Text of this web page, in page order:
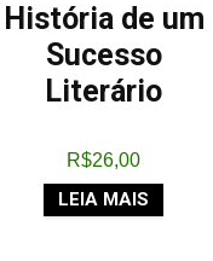
História de um
Sucesso
Literário
R$26,00
LEIA MAIS